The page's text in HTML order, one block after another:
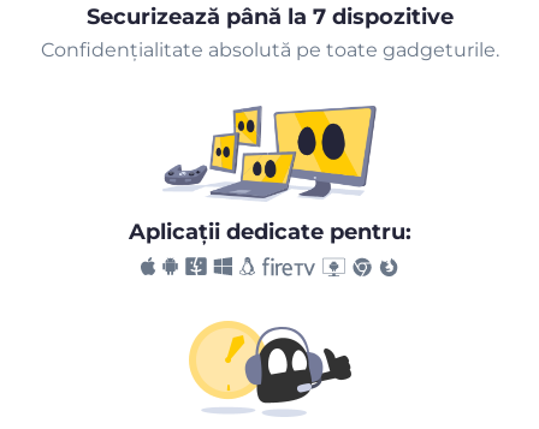
Securizează până la 7 dispozitive
Confidențialitate absolută pe toate gadgeturile.
Aplicaţii dedicate pentru: